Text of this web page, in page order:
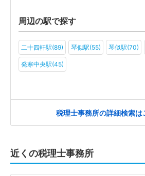
周辺の駅で探す
二十四軒駅(89) 琴似駅(55) 琴似駅(70)
発寒中央駅(45)
税理士事務所の詳細検索は
近くの税理士事務所